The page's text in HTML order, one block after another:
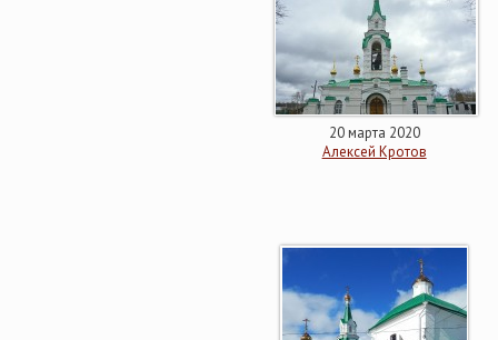
20 марта 2020
Алексей Кротов